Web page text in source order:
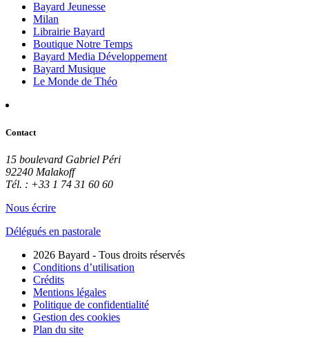
Bayard Jeunesse
Milan
Librairie Bayard
Boutique Notre Temps
Bayard Media Développement
Bayard Musique
Le Monde de Théo
Contact
15 boulevard Gabriel Péri
92240 Malakoff
Tél. : +33 1 74 31 60 60
Nous écrire
Délégués en pastorale
2026 Bayard - Tous droits réservés
Conditions d’utilisation
Crédits
Mentions légales
Politique de confidentialité
Gestion des cookies
Plan du site